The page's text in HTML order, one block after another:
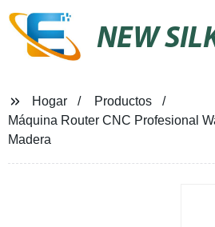
NEW
Hogar
Productos
Máquina Router CNC Profesional
Madera